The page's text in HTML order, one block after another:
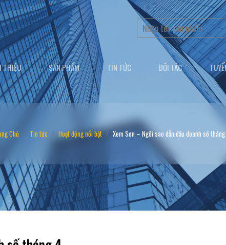
THIỆU SẢN PHẨM TIN TỨC ĐỐI TÁC
Chủ Tin tức Hoạt động nổi bật Xem Sơn – Ngôi sao dẫn đầu doanh số